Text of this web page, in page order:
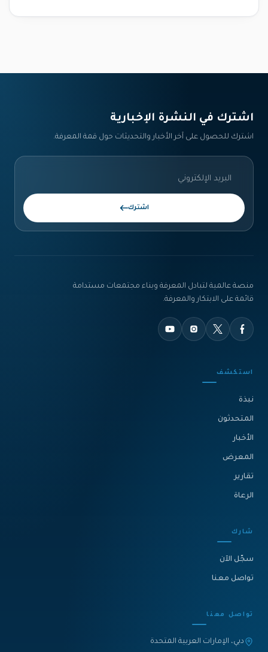
اشترك في النشرة الإخبارية‎
اشترك للحصول على آخر الأخبار والتحديثات حول قمة المعرفة.
اشترك
منصة عالمية لتبادل المعرفة وبناء مجتمعات مستدامة
قائمة على الابتكار والمعرفة.
استكشف
نبذة‎
المتحدثون
الأخبار
المعرض
تقارير
الرعاة
شارك
سجّل الآن
تواصل معنا
تواصل معنا
دبي، الإمارات العربية المتحدة